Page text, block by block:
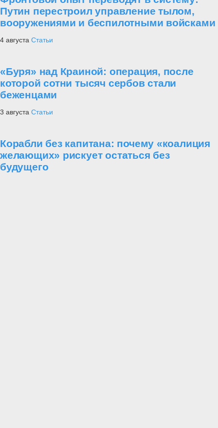
Путин перестроил управление тылом,
вооружениями и беспилотными войсками
4 августа Статьи
«Буря» над Краиной: операция, после
которой сотни тысяч сербов стали
беженцами
3 августа Статьи
Корабли без капитана: почему «коалиция
желающих» рискует остаться без
будущего